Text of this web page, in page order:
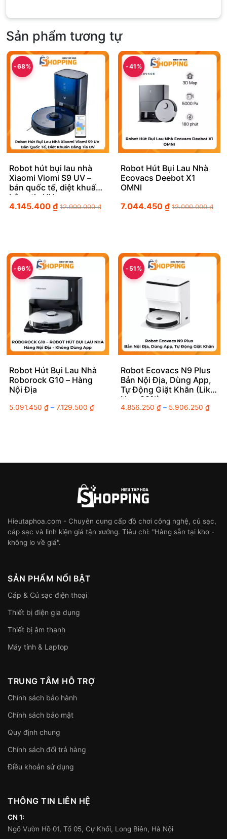
Sản phẩm tương tự
-68%
Robot hút bụi lau nhà
Xiaomi Viomi S9 UV –
bản quốc tế, diệt khuẩn
bằng tia UV
4.145.400 ₫ 12.900.000₫
-41%
Robot Hút Bụi Lau Nhà
Ecovacs Deebot X1
OMNI
7.044.450₫ 12.000.000₫
-66%
Robot Hút Bụi Lau Nhà
Roborock G10 – Hàng
Nội Địa
5.091.450 ₫ – 7.129.500 ₫Khoảng
-51%
Robot Ecovacs N9 Plus
Bản Nội Địa, Dùng App,
Tự Động Giặt Khăn (Like
New 99%)
4.856.250₫ – 5.906.250₫
Hieutaphoa.com - Chuyên cung cấp đồ chơi công nghệ, củ sạc,
cáp sạc và linh kiện giá tận xưởng. Tiêu chí: "Hàng sẵn tại kho -
không lo về giá".
SẢN PHẨM NỔI BẬT
Cáp & Củ sạc điện thoại
Thiết bị điện gia dụng
Thiết bị âm thanh
Máy tính & Laptop
TRUNG TÂM HỖ TRỢ
Chính sách bảo hành
Chính sách bảo mật
Quy định chung
Chính sách đổi trả hàng
Điều khoản sử dụng
THÔNG TIN LIÊN HỆ
CN 1:
Ngõ Vườn Hồ 01, Tổ 05, Cự Khối, Long Biên, Hà Nội